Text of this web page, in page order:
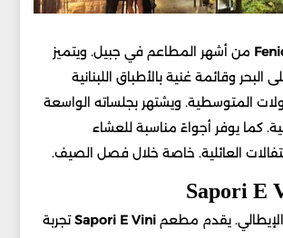
من أشهر المطاعم في جبيل. ويتميز
البحر وقائمة غنية بالأطباق اللبنانية
المتوسطية. ويشتهر بجلساته الواسعة
كما يوفر أجواءً مناسبة للعشاء
العائلية. خاصة خلال فصل الصيف.
يقدم مطعمSapori E Viniتجربة